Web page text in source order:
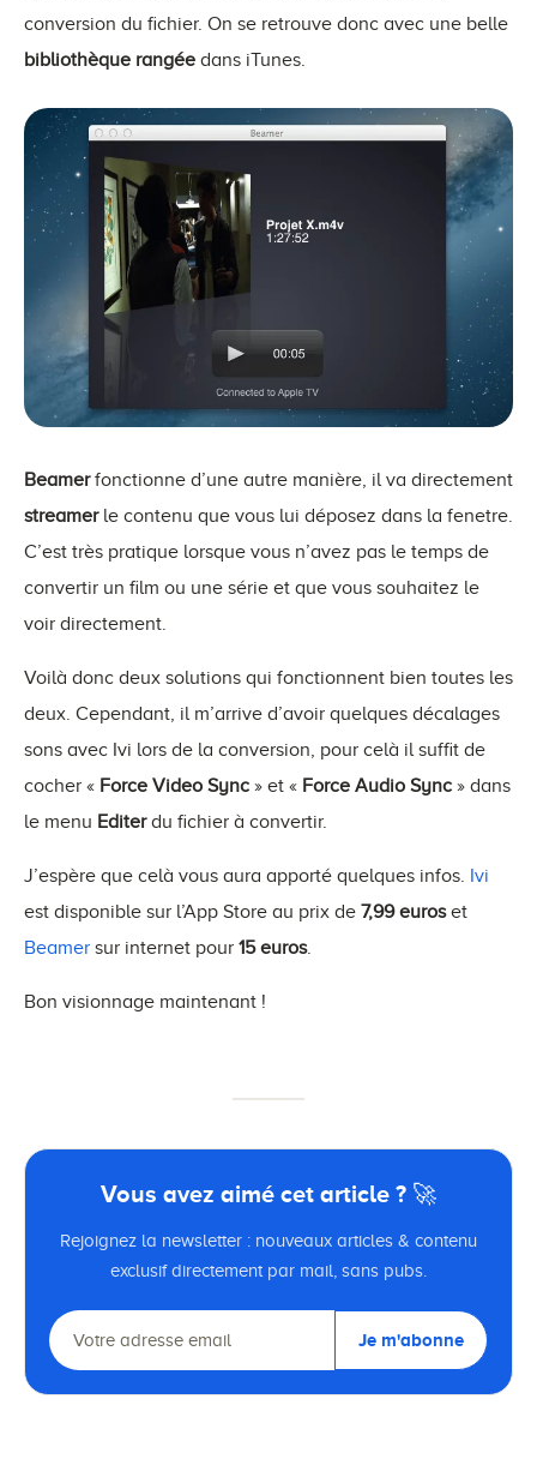
conversion du fichier. On se retrouve donc avec une belle
bibliothèque rangée dans iTunes.
Beamerfonctionne d’une autre manière, il va directement
streamerle contenu que vous lui déposez dans la fenetre.
C’est très pratique lorsque vous n’avez pas le temps de
convertir un film ou une série et que vous souhaitez le
voir directement.
Voilà donc deux solutions qui fonctionnent bien toutes les
deux. Cependant, il m’arrive d’avoir quelques décalages
sons avec Ivi lors de la conversion, pour celà il suffit de
cocher « Force Video Sync » et « Force Audio Sync » dans
le menu Editerdu fichier à convertir.
J’espère que celà vous aura apporté quelques infos. Ivi
est disponible sur l’App Store au prix de 7,99 euroset
Beamer sur internet pour 15 euros.
Bon visionnage maintenant !
Vous avez aimé cet article ? 🚀
Rejoignez la newsletter : nouveaux articles & contenu
exclusif directement par mail, sans pubs.
Je m'abonne